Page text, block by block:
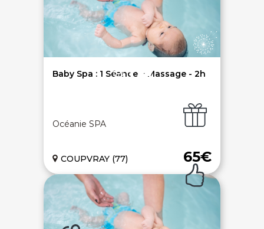
Baby Spa : 1 Séance + Massage - 2h
Océanie SPA
65€
COUPVRAY (77)
Proposer mon établissement
Témoignages partenaires
RECRUTEMENT
Ouvrir une agence LeBienEtre.fr
Livraison gratuite 94% de satisfaits